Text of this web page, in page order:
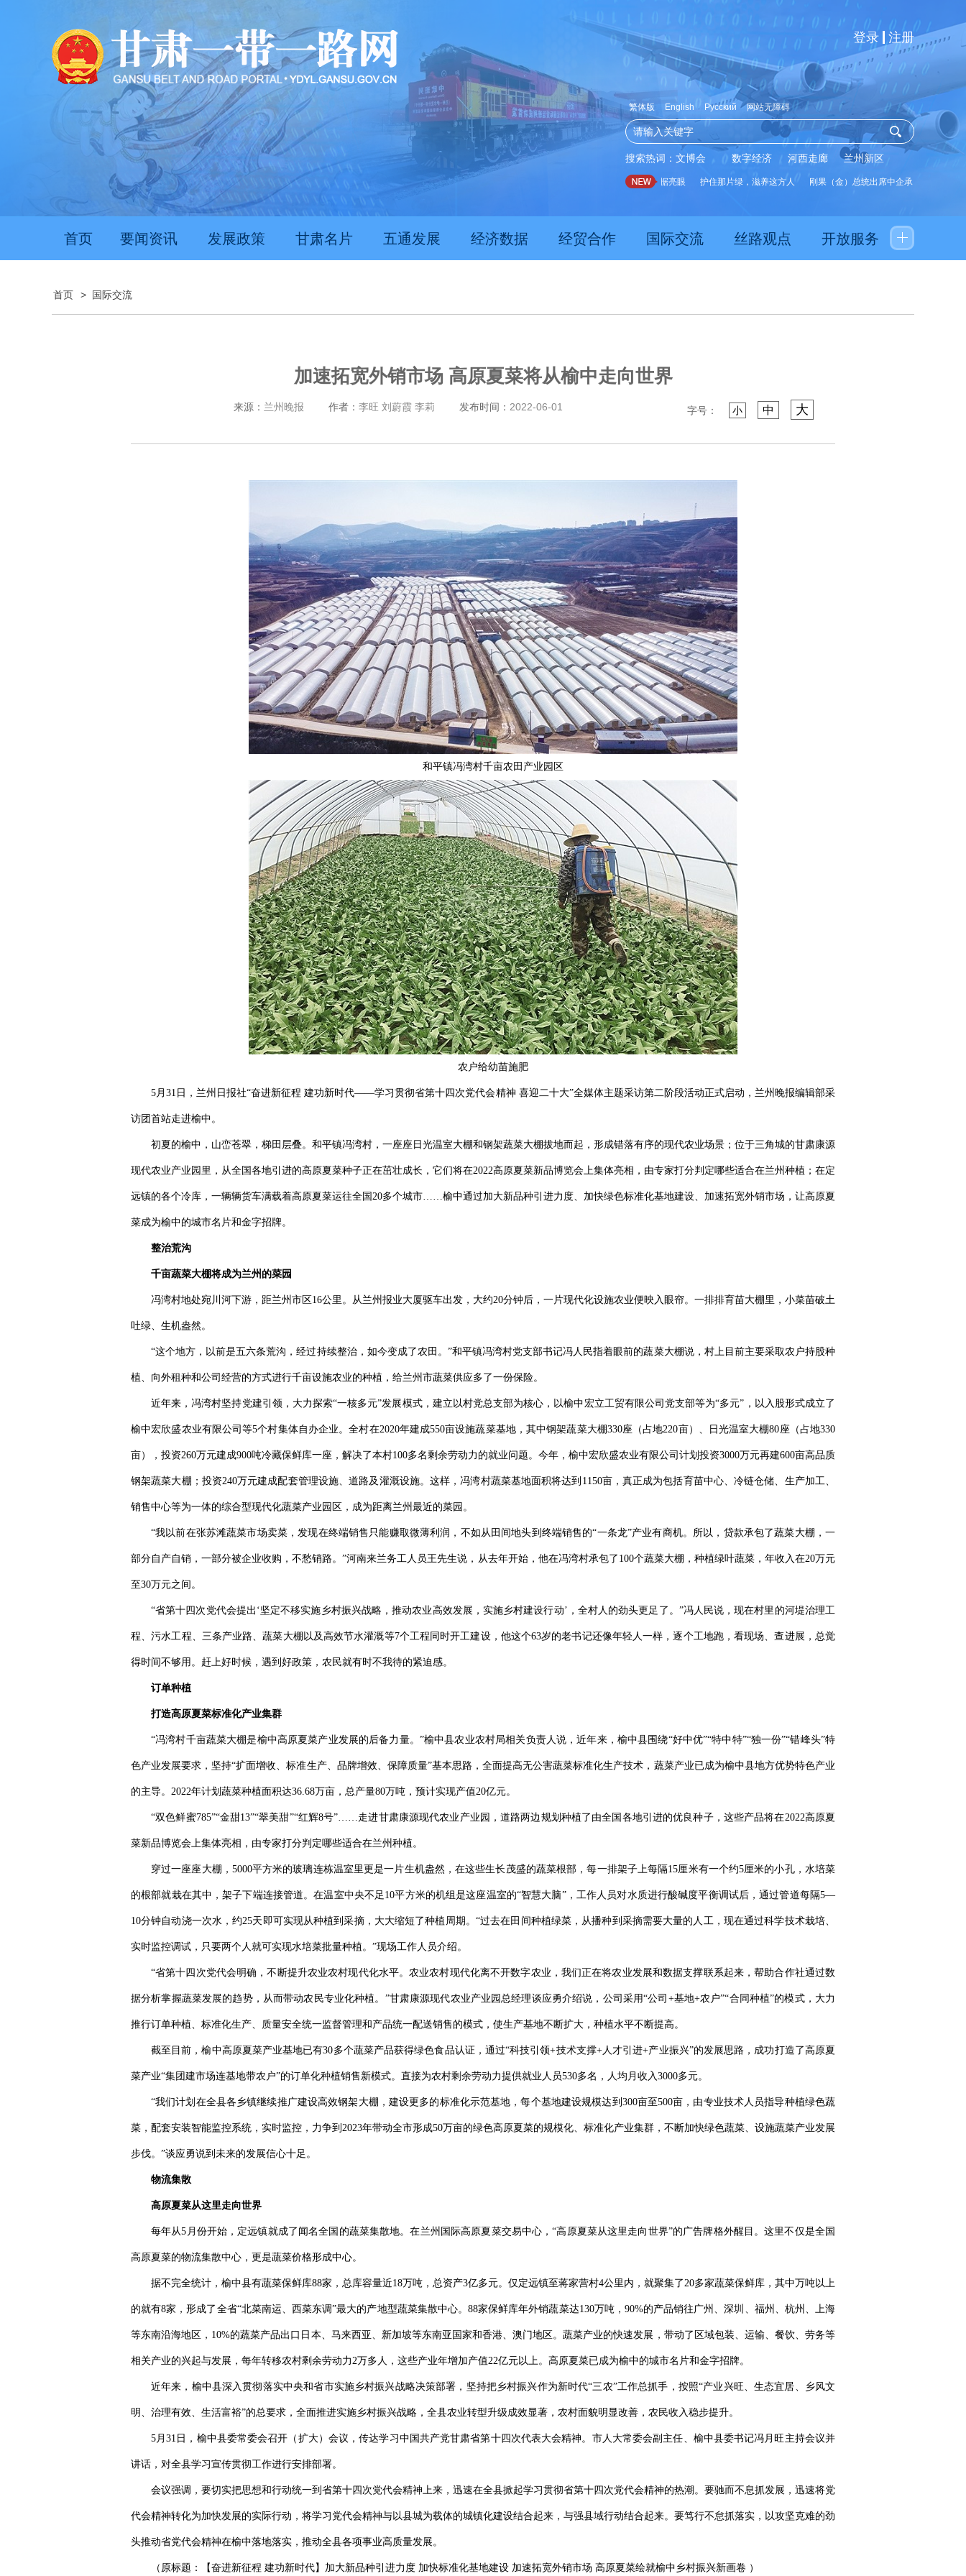
登录 注册
繁体版 English Русский 网站无障碍
搜索热词： 文博会 数字经济 河西走廊 兰州新区
推动经济持续向新向优向好发展 甘肃上半年新质生产力发展数据亮眼 护住那片绿，滋养这方人 刚果（金）总统出席中企承建水厂启用仪式
首页 要闻资讯 发展政策 甘肃名片 五通发展 经济数据 经贸合作 国际交流 丝路观点 开放服务
首页 > 国际交流
加速拓宽外销市场 高原夏菜将从榆中走向世界
来源： 兰州晚报 作者： 李旺 刘蔚霞 李莉 发布时间： 2022-06-01 字号： 小 中 大
和平镇冯湾村千亩农田产业园区
农户给幼苗施肥
5月31日，兰州日报社“奋进新征程 建功新时代——学习贯彻省第十四次党代会精神 喜迎二十大”全媒体主题采访第二阶段活动正式启动，兰州晚报编辑部采
访团首站走进榆中。
初夏的榆中，山峦苍翠，梯田层叠。和平镇冯湾村，一座座日光温室大棚和钢架蔬菜大棚拔地而起，形成错落有序的现代农业场景；位于三角城的甘肃康源
现代农业产业园里，从全国各地引进的高原夏菜种子正在茁壮成长，它们将在2022高原夏菜新品博览会上集体亮相，由专家打分判定哪些适合在兰州种植；在定
远镇的各个冷库，一辆辆货车满载着高原夏菜运往全国20多个城市……榆中通过加大新品种引进力度、加快绿色标准化基地建设、加速拓宽外销市场，让高原夏
菜成为榆中的城市名片和金字招牌。
整治荒沟
千亩蔬菜大棚将成为兰州的菜园
冯湾村地处宛川河下游，距兰州市区16公里。从兰州报业大厦驱车出发，大约20分钟后，一片现代化设施农业便映入眼帘。一排排育苗大棚里，小菜苗破土
吐绿、生机盎然。
“这个地方，以前是五六条荒沟，经过持续整治，如今变成了农田。”和平镇冯湾村党支部书记冯人民指着眼前的蔬菜大棚说，村上目前主要采取农户持股种
植、向外租种和公司经营的方式进行千亩设施农业的种植，给兰州市蔬菜供应多了一份保险。
近年来，冯湾村坚持党建引领，大力探索“一核多元”发展模式，建立以村党总支部为核心，以榆中宏立工贸有限公司党支部等为“多元”，以入股形式成立了
榆中宏欣盛农业有限公司等5个村集体自办企业。全村在2020年建成550亩设施蔬菜基地，其中钢架蔬菜大棚330座（占地220亩）、日光温室大棚80座（占地330
亩），投资260万元建成900吨冷藏保鲜库一座，解决了本村100多名剩余劳动力的就业问题。今年，榆中宏欣盛农业有限公司计划投资3000万元再建600亩高品质
钢架蔬菜大棚；投资240万元建成配套管理设施、道路及灌溉设施。这样，冯湾村蔬菜基地面积将达到1150亩，真正成为包括育苗中心、冷链仓储、生产加工、
销售中心等为一体的综合型现代化蔬菜产业园区，成为距离兰州最近的菜园。
“我以前在张苏滩蔬菜市场卖菜，发现在终端销售只能赚取微薄利润，不如从田间地头到终端销售的“一条龙”产业有商机。所以，贷款承包了蔬菜大棚，一
部分自产自销，一部分被企业收购，不愁销路。”河南来兰务工人员王先生说，从去年开始，他在冯湾村承包了100个蔬菜大棚，种植绿叶蔬菜，年收入在20万元
至30万元之间。
“省第十四次党代会提出‘坚定不移实施乡村振兴战略，推动农业高效发展，实施乡村建设行动’，全村人的劲头更足了。”冯人民说，现在村里的河堤治理工
程、污水工程、三条产业路、蔬菜大棚以及高效节水灌溉等7个工程同时开工建设，他这个63岁的老书记还像年轻人一样，逐个工地跑，看现场、查进展，总觉
得时间不够用。赶上好时候，遇到好政策，农民就有时不我待的紧迫感。
订单种植
打造高原夏菜标准化产业集群
“冯湾村千亩蔬菜大棚是榆中高原夏菜产业发展的后备力量。”榆中县农业农村局相关负责人说，近年来，榆中县围绕“好中优”“特中特”“独一份”“错峰头”特
色产业发展要求，坚持“扩面增收、标准生产、品牌增效、保障质量”基本思路，全面提高无公害蔬菜标准化生产技术，蔬菜产业已成为榆中县地方优势特色产业
的主导。2022年计划蔬菜种植面积达36.68万亩，总产量80万吨，预计实现产值20亿元。
“双色鲜蜜785”“金甜13”“翠美甜”“红辉8号”……走进甘肃康源现代农业产业园，道路两边规划种植了由全国各地引进的优良种子，这些产品将在2022高原夏
菜新品博览会上集体亮相，由专家打分判定哪些适合在兰州种植。
穿过一座座大棚，5000平方米的玻璃连栋温室里更是一片生机盎然，在这些生长茂盛的蔬菜根部，每一排架子上每隔15厘米有一个约5厘米的小孔，水培菜
的根部就栽在其中，架子下端连接管道。在温室中央不足10平方米的机组是这座温室的“智慧大脑”，工作人员对水质进行酸碱度平衡调试后，通过管道每隔5—
10分钟自动浇一次水，约25天即可实现从种植到采摘，大大缩短了种植周期。“过去在田间种植绿菜，从播种到采摘需要大量的人工，现在通过科学技术栽培、
实时监控调试，只要两个人就可实现水培菜批量种植。”现场工作人员介绍。
“省第十四次党代会明确，不断提升农业农村现代化水平。农业农村现代化离不开数字农业，我们正在将农业发展和数据支撑联系起来，帮助合作社通过数
据分析掌握蔬菜发展的趋势，从而带动农民专业化种植。”甘肃康源现代农业产业园总经理谈应勇介绍说，公司采用“公司+基地+农户”“合同种植”的模式，大力
推行订单种植、标准化生产、质量安全统一监督管理和产品统一配送销售的模式，使生产基地不断扩大，种植水平不断提高。
截至目前，榆中高原夏菜产业基地已有30多个蔬菜产品获得绿色食品认证，通过“科技引领+技术支撑+人才引进+产业振兴”的发展思路，成功打造了高原夏
菜产业“集团建市场连基地带农户”的订单化种植销售新模式。直接为农村剩余劳动力提供就业人员530多名，人均月收入3000多元。
“我们计划在全县各乡镇继续推广建设高效钢架大棚，建设更多的标准化示范基地，每个基地建设规模达到300亩至500亩，由专业技术人员指导种植绿色蔬
菜，配套安装智能监控系统，实时监控，力争到2023年带动全市形成50万亩的绿色高原夏菜的规模化、标准化产业集群，不断加快绿色蔬菜、设施蔬菜产业发展
步伐。”谈应勇说到未来的发展信心十足。
物流集散
高原夏菜从这里走向世界
每年从5月份开始，定远镇就成了闻名全国的蔬菜集散地。在兰州国际高原夏菜交易中心，“高原夏菜从这里走向世界”的广告牌格外醒目。这里不仅是全国
高原夏菜的物流集散中心，更是蔬菜价格形成中心。
据不完全统计，榆中县有蔬菜保鲜库88家，总库容量近18万吨，总资产3亿多元。仅定远镇至蒋家营村4公里内，就聚集了20多家蔬菜保鲜库，其中万吨以上
的就有8家，形成了全省“北菜南运、西菜东调”最大的产地型蔬菜集散中心。88家保鲜库年外销蔬菜达130万吨，90%的产品销往广州、深圳、福州、杭州、上海
等东南沿海地区，10%的蔬菜产品出口日本、马来西亚、新加坡等东南亚国家和香港、澳门地区。蔬菜产业的快速发展，带动了区域包装、运输、餐饮、劳务等
相关产业的兴起与发展，每年转移农村剩余劳动力2万多人，这些产业年增加产值22亿元以上。高原夏菜已成为榆中的城市名片和金字招牌。
近年来，榆中县深入贯彻落实中央和省市实施乡村振兴战略决策部署，坚持把乡村振兴作为新时代“三农”工作总抓手，按照“产业兴旺、生态宜居、乡风文
明、治理有效、生活富裕”的总要求，全面推进实施乡村振兴战略，全县农业转型升级成效显著，农村面貌明显改善，农民收入稳步提升。
5月31日，榆中县委常委会召开（扩大）会议，传达学习中国共产党甘肃省第十四次代表大会精神。市人大常委会副主任、榆中县委书记冯月旺主持会议并
讲话，对全县学习宣传贯彻工作进行安排部署。
会议强调，要切实把思想和行动统一到省第十四次党代会精神上来，迅速在全县掀起学习贯彻省第十四次党代会精神的热潮。要驰而不息抓发展，迅速将党
代会精神转化为加快发展的实际行动，将学习党代会精神与以县城为载体的城镇化建设结合起来，与强县域行动结合起来。要笃行不怠抓落实，以攻坚克难的劲
头推动省党代会精神在榆中落地落实，推动全县各项事业高质量发展。
（原标题：【奋进新征程 建功新时代】加大新品种引进力度 加快标准化基地建设 加速拓宽外销市场 高原夏菜绘就榆中乡村振兴新画卷 ）